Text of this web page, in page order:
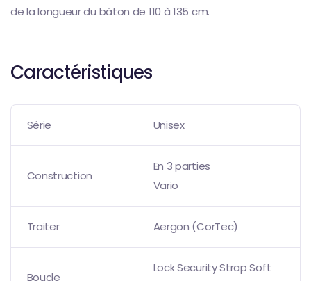
de la longueur du bâton de 110 à 135 cm.
Caractéristiques
Série Unisex
Construction
En 3 parties
Vario
Traiter Aergon (CorTec)
Boucle
Lock Security Strap Soft